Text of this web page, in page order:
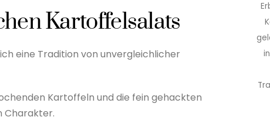
Kartoffelsalats
eine Tradition von unvergleichlicher
Kartoffeln und die fein gehackten
Charakter.